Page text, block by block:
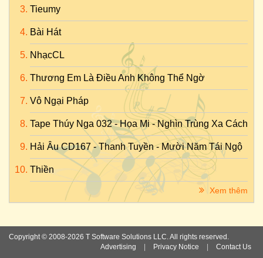
Tieumy
Bài Hát
NhạcCL
Thương Em Là Điều Anh Không Thể Ngờ
Vô Ngại Pháp
Tape Thúy Nga 032 - Họa Mi - Nghìn Trùng Xa Cách
Hải Âu CD167 - Thanh Tuyền - Mười Năm Tái Ngộ
Thiền
Xem thêm
Copyright © 2008-2026 T Software Solutions LLC. All rights reserved.
Advertising
Privacy Notice Contact Us